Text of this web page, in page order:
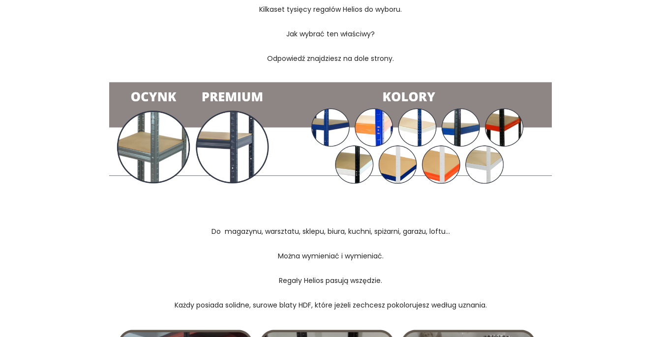
Kilkaset tysięcy regałów Helios do wyboru.
Jak wybrać ten właściwy?
Odpowiedź znajdziesz na dole strony.
Do magazynu, warsztatu, sklepu, biura, kuchni, spiżarni, garażu, loftu...
Można wymieniać i wymieniać.
Regały Helios pasują wszędzie.
Każdy posiada solidne, surowe blaty HDF, które jeżeli zechcesz pokolorujesz według uznania.